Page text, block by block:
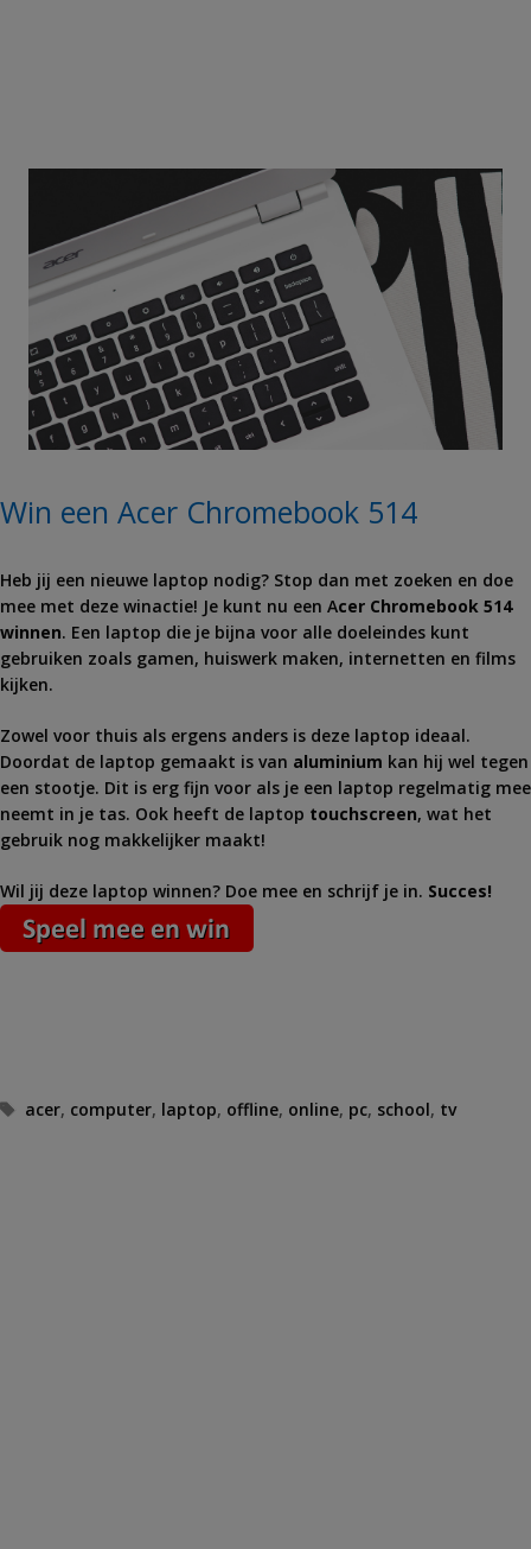
Win een Acer Chromebook 514
Heb jij een nieuwe laptop nodig? Stop dan met zoeken en doe
mee met deze winactie! Je kunt nu een Acer Chromebook 514
winnen. Een laptop die je bijna voor alle doeleindes kunt
gebruiken zoals gamen, huiswerk maken, internetten en films
kijken.
Zowel voor thuis als ergens anders is deze laptop ideaal.
Doordat de laptop gemaakt is van aluminium kan hij wel tegen
een stootje. Dit is erg fijn voor als je een laptop regelmatig mee
neemt in je tas. Ook heeft de laptop touchscreen, wat het
gebruik nog makkelijker maakt!
Wil jij deze laptop winnen? Doe mee en schrijf je in. Succes!
Tags
acer, computer, laptop, offline, online, pc, school, tv